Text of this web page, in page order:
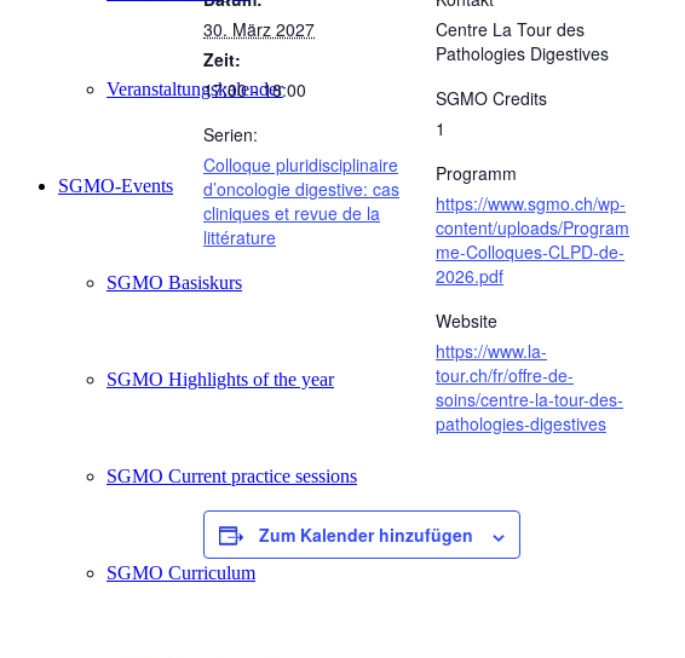
Veranstaltungskalender
SGMO-Events
SGMO Basiskurs
SGMO Highlights of the year
SGMO Current practice sessions
SGMO Curriculum
30. März 2027
Zeit:
17:00 - 18:00
Serien:
Colloque pluridisciplinaire
d’oncologie digestive: cas
cliniques et revue de la
littérature
Centre La Tour des
Pathologies Digestives
SGMO Credits
1
Programm
https://www.sgmo.ch/wp-
content/uploads/Program
me-Colloques-CLPD-de-
2026.pdf
Website
https://www.la-
tour.ch/fr/offre-de-
soins/centre-la-tour-des-
pathologies-digestives
Zum Kalender hinzufügen